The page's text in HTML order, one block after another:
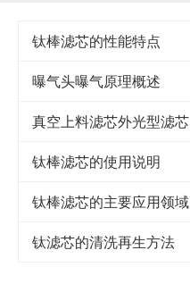
钛棒滤芯的性能特点
曝气头曝气原理概述
真空上料滤芯外光型滤芯
钛棒滤芯的使用说明
钛棒滤芯的主要应用领域
钛滤芯的清洗再生方法